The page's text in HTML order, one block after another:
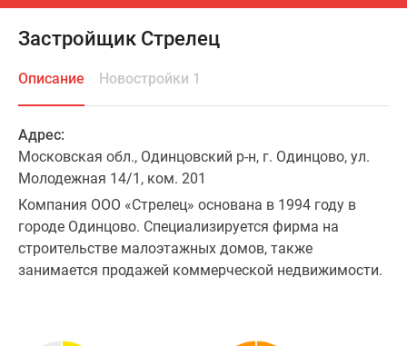
Застройщик Стрелец
Описание Новостройки 1
Адрес:
Московская обл., Одинцовский р-н, г. Одинцово, ул.
Молодежная 14/1, ком. 201
Компания ООО «Стрелец» основана в 1994 году в
городе Одинцово. Специализируется фирма на
строительстве малоэтажных домов, также
занимается продажей коммерческой недвижимости.